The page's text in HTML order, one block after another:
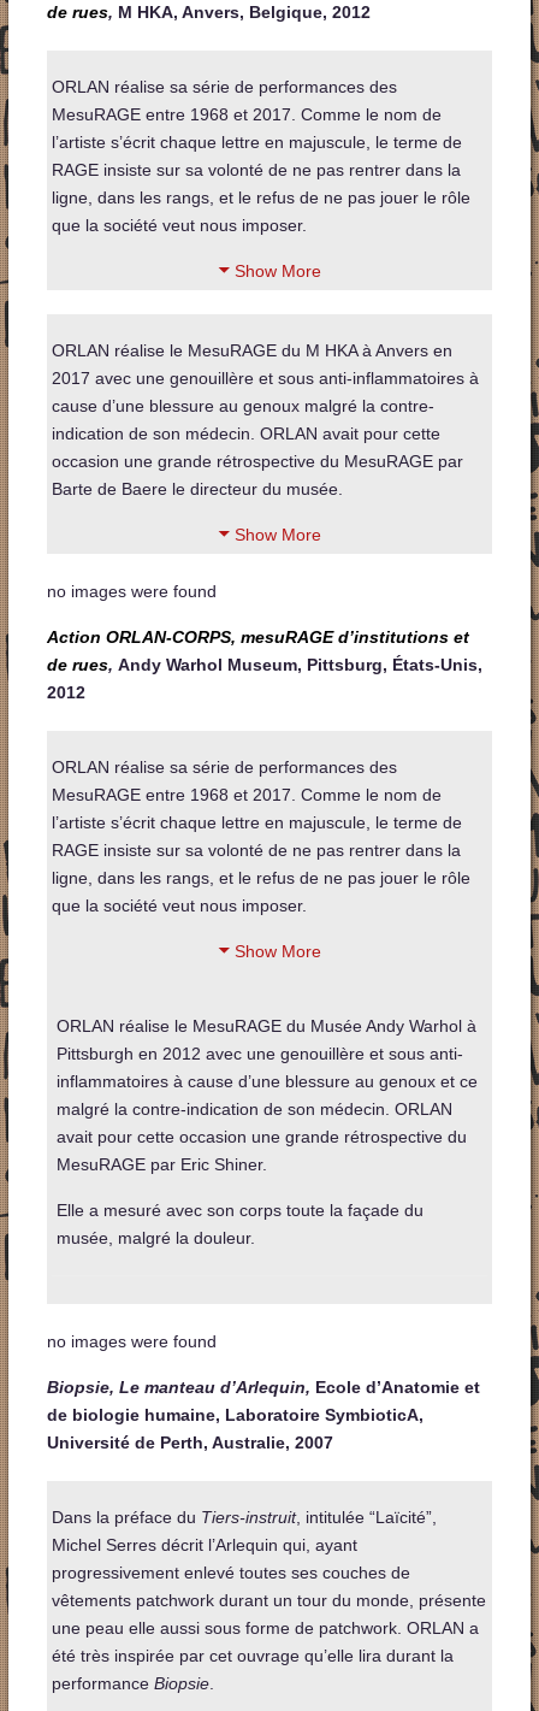
de rues, M HKA, Anvers, Belgique, 2012
ORLAN réalise sa série de performances des
MesuRAGE entre 1968 et 2017. Comme le nom de
l’artiste s’écrit chaque lettre en majuscule, le terme de
RAGE insiste sur sa volonté de ne pas rentrer dans la
ligne, dans les rangs, et le refus de ne pas jouer le rôle
que la société veut nous imposer.
Show More
ORLAN réalise le MesuRAGE du M HKA à Anvers en
2017 avec une genouillère et sous anti-inflammatoires à
cause d’une blessure au genoux malgré la contre-
indication de son médecin. ORLAN avait pour cette
occasion une grande rétrospective du MesuRAGE par
Barte de Baere le directeur du musée.
Show More
no images were found
Action ORLAN-CORPS, mesuRAGE d’institutions et
de rues, Andy Warhol Museum, Pittsburg, États-Unis,
2012
ORLAN réalise sa série de performances des
MesuRAGE entre 1968 et 2017. Comme le nom de
l’artiste s’écrit chaque lettre en majuscule, le terme de
RAGE insiste sur sa volonté de ne pas rentrer dans la
ligne, dans les rangs, et le refus de ne pas jouer le rôle
que la société veut nous imposer.
Show More
ORLAN réalise le MesuRAGE du Musée Andy Warhol à
Pittsburgh en 2012 avec une genouillère et sous anti-
inflammatoires à cause d’une blessure au genoux et ce
malgré la contre-indication de son médecin. ORLAN
avait pour cette occasion une grande rétrospective du
MesuRAGE par Eric Shiner.
Elle a mesuré avec son corps toute la façade du
musée, malgré la douleur.
no images were found
Biopsie, Le manteau d’Arlequin, Ecole d’Anatomie et
de biologie humaine, Laboratoire SymbioticA,
Université de Perth, Australie, 2007
Dans la préface du Tiers-instruit, intitulée “Laïcité”,
Michel Serres décrit l’Arlequin qui, ayant
progressivement enlevé toutes ses couches de
vêtements patchwork durant un tour du monde, présente
une peau elle aussi sous forme de patchwork. ORLAN a
été très inspirée par cet ouvrage qu’elle lira durant la
performance Biopsie.